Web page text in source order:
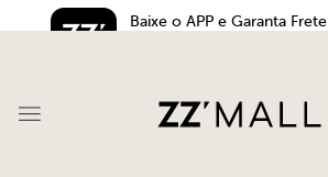
Baixe o APP e Garanta Frete